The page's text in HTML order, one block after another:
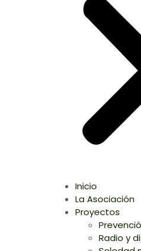
Inicio
La Asociación
Proyectos
Radio y